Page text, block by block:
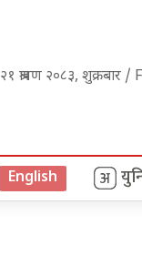
२१ श्रावण २०८३, शुक्रबार
English